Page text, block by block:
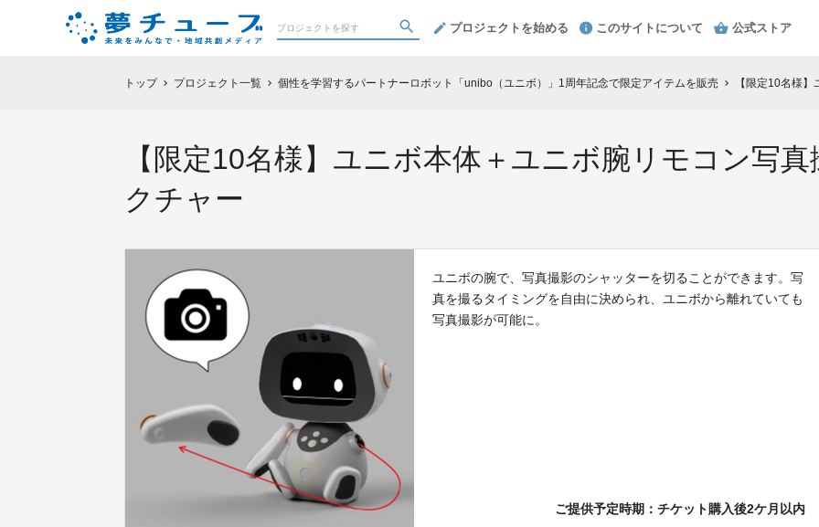
プロジェクトを始める このサイトについて 公式ストア
トップ chevron_right プロジェクト一覧 chevron_right 個性を学習するパートナーロボット「unibo（ユニボ）」1周年記念で限定アイテムを販売 chevron_right 【限定10名様】
【限定10名様】ユニボ本体＋ユニボ腕リモコン写
クチャー
ユニボの腕で、写真撮影のシャッターを切ることができます。写
真を撮るタイミングを自由に決められ、ユニボから離れていても
写真撮影が可能に。
ご提供予定時期：チケット購入後2ケ月以内